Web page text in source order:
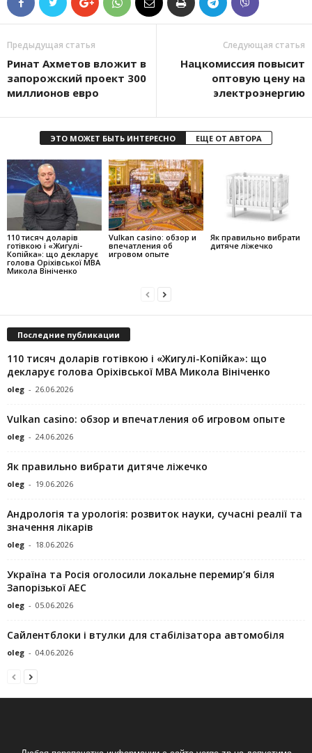
Предыдущая статья
Ринат Ахметов вложит в
запорожский проект 300
миллионов евро
Следующая статья
Нацкомиссия повысит
оптовую цену на
электроэнергию
ЭТО МОЖЕТ БЫТЬ ИНТЕРЕСНО ЕЩЕ ОТ АВТОРА
110 тисяч доларів
готівкою і «Жигулі-
Копійка»: що декларує
голова Оріхівської МВА
Микола Вініченко
Vulkan casino: обзор и
впечатления об
игровом опыте
Як правильно вибрати
дитяче ліжечко
Последние публикации
110 тисяч доларів готівкою і «Жигулі-Копійка»: що
декларує голова Оріхівської МВА Микола Вініченко
oleg - 26.06.2026
Vulkan casino: обзор и впечатления об игровом опыте
oleg - 24.06.2026
Як правильно вибрати дитяче ліжечко
oleg - 19.06.2026
Андрологія та урологія: розвиток науки, сучасні реалії та
значення лікарів
oleg - 18.06.2026
Україна та Росія оголосили локальне перемир’я біля
Запорізької АЕС
oleg - 05.06.2026
Сайлентблоки і втулки для стабілізатора автомобіля
oleg - 04.06.2026